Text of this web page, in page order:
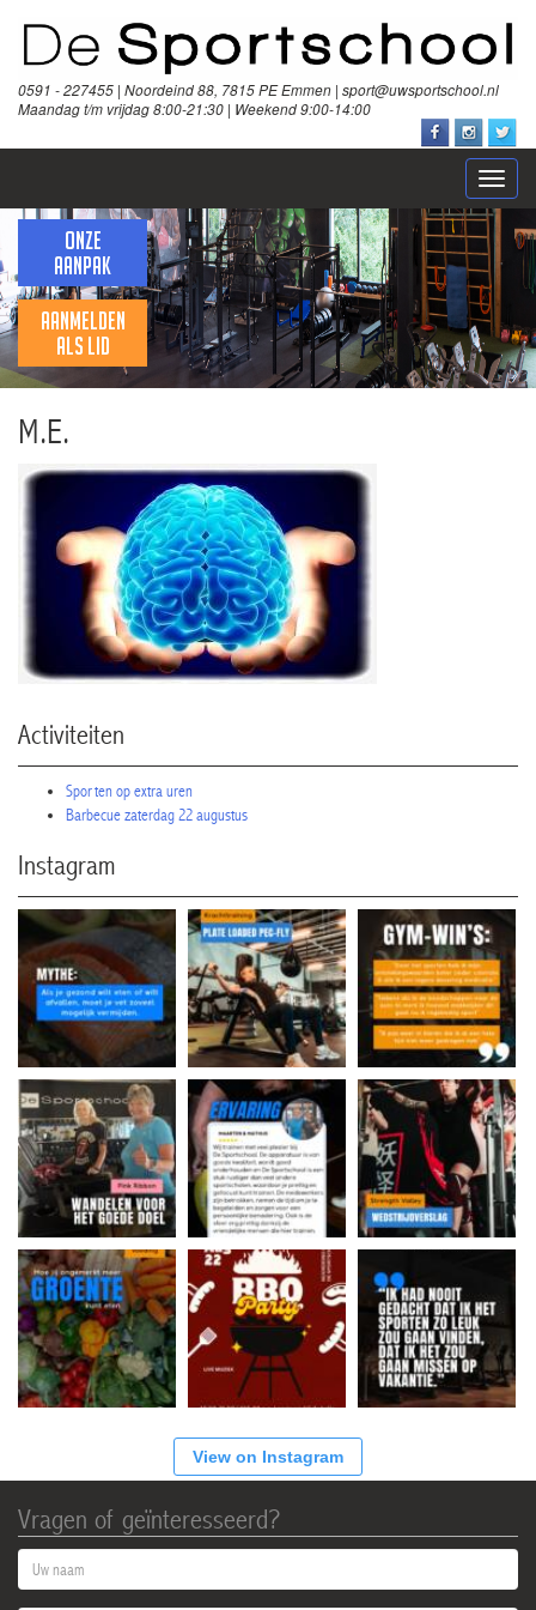
0591 - 227455 | Noordeind 88, 7815 PE Emmen | sport@uwsportschool.nl
Maandag t/m vrijdag 8:00-21:30 | Weekend 9:00-14:00
Open
ONZE
AANPAK
AANMELDEN
ALS LID
M.E.
Activiteiten
Sporten op extra uren
Barbecue zaterdag 22 augustus
Instagram
View on Instagram
Vragen of geïnteresseerd?